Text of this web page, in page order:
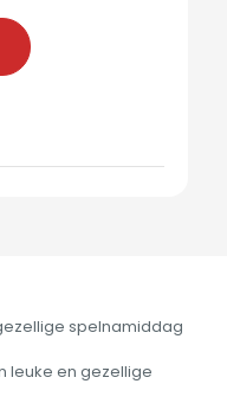
spelnamiddag
leuke en gezellige